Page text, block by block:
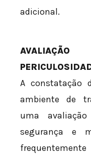
adicional.
A constatação
ambiente de
uma
segurança e